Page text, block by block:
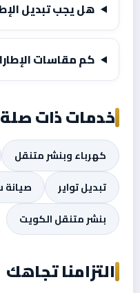
هل يجب تبديل
كم مقاسات
خدمات ذات صلة
كهرباء وبنشر متنقل
تبديل تواير
صيانة
بنشر متنقل الكويت
التزامنا تجاهك